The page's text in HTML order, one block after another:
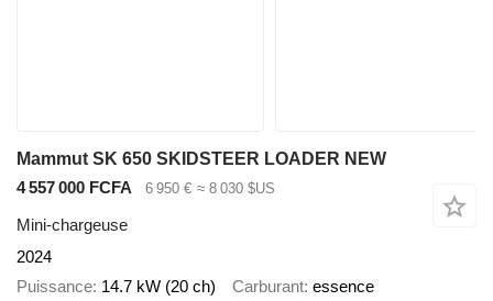
Mammut SK 650 SKIDSTEER LOADER NEW
4 557 000 FCFA
6 950 € ≈ 8 030 $US
Mini-chargeuse
2024
Puissance 14.7 kW (20 ch) Carburant essence